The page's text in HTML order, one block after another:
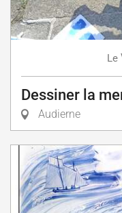
Le
Dessiner la
Audierne